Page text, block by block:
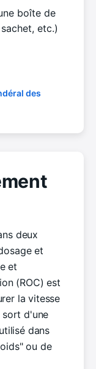
boîte de
etc.)
des
deux
et
et
(ROC) est
la vitesse
sort d'une
dans
ou de